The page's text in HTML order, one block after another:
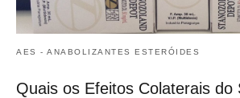
AES - ANABOLIZANTES ESTERÓIDES
Quais os Efeitos Colaterais do